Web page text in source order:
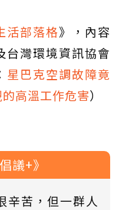
活部落格》，內容
台灣環境資訊協會
星巴克空調故障竟
高溫工作危害）
議+》
辛苦，但一群人